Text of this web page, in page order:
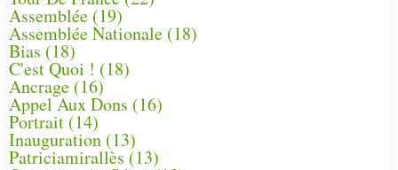
Assemblée (19)
Assemblée Nationale (18)
Bias (18)
C'est Quoi ! (18)
Ancrage (16)
Appel Aux Dons (16)
Portrait (14)
Inauguration (13)
Patriciamirallès (13)